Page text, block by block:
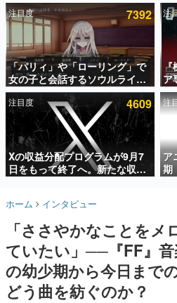
電ファミのいま読まれている記事ラ
アプリセール情報
インタビュー
連載・特集一覧
殿堂入り記事
SNS拡散数が数千以上！
ど。多くの人々に読まれ
事をまとめました。
名作ゲームクリエイター
きます。
赫本
この物語を解いてはいけ
の形をした短編ホラー小
注目度 7392
「パリィ」や「ローリング」で
女の子と会話するソウルライク
恋愛ゲーム『小早川さんはソウ
ルライク』無料公開。返事に失
敗すると「YOU DIED」
注
ア
散
本
ー
注目度 4609
Xの収益分配プログラムが9月7
日をもって終了へ。新たな収益
化制度「Original Content
注
ア
期
が
ホーム インタビュー
「ささやかなことを
ていたい」──『FF』
の幼少期から今日まで
どう曲を紡ぐのか？